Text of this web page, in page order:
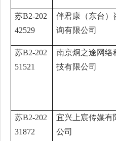
苏B2-202
42529
伴君康（东台）
询有限公司
苏B2-202
51521
南京炯之途网络
技有限公司
苏B2-202
31872
宜兴上宸传媒有
公司